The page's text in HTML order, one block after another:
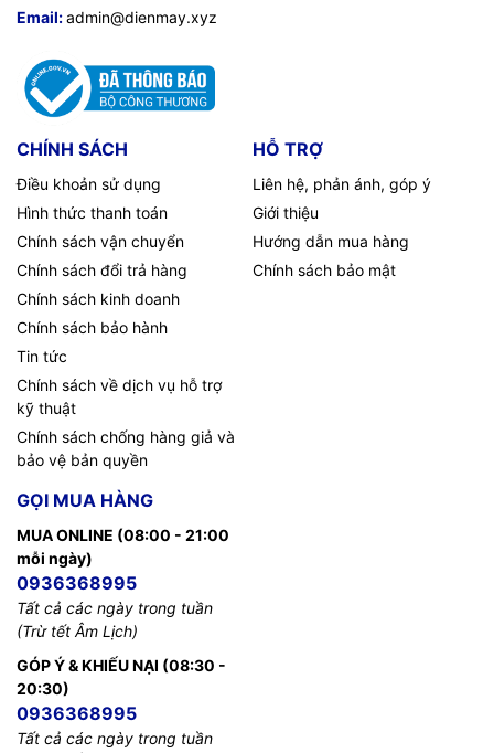
Email:admin@dienmay.xyz
CHÍNH SÁCH
Điều khoản sử dụng
Hình thức thanh toán
Chính sách vận chuyển
Chính sách đổi trả hàng
Chính sách kinh doanh
Chính sách bảo hành
Tin tức
Chính sách về dịch vụ hỗ trợ
kỹ thuật
Chính sách chống hàng giả và
bảo vệ bản quyền
HỖ TRỢ
Liên hệ, phản ánh, góp ý
Giới thiệu
Hướng dẫn mua hàng
Chính sách bảo mật
GỌI MUA HÀNG
MUA ONLINE (08:00 - 21:00
mỗi ngày)
0936368995
Tất cả các ngày trong tuần
(Trừ tết Âm Lịch)
GÓP Ý & KHIẾU NẠI (08:30 -
20:30)
0936368995
Tất cả các ngày trong tuần